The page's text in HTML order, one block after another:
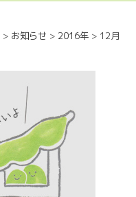
> お知らせ > 2016年 > 12月